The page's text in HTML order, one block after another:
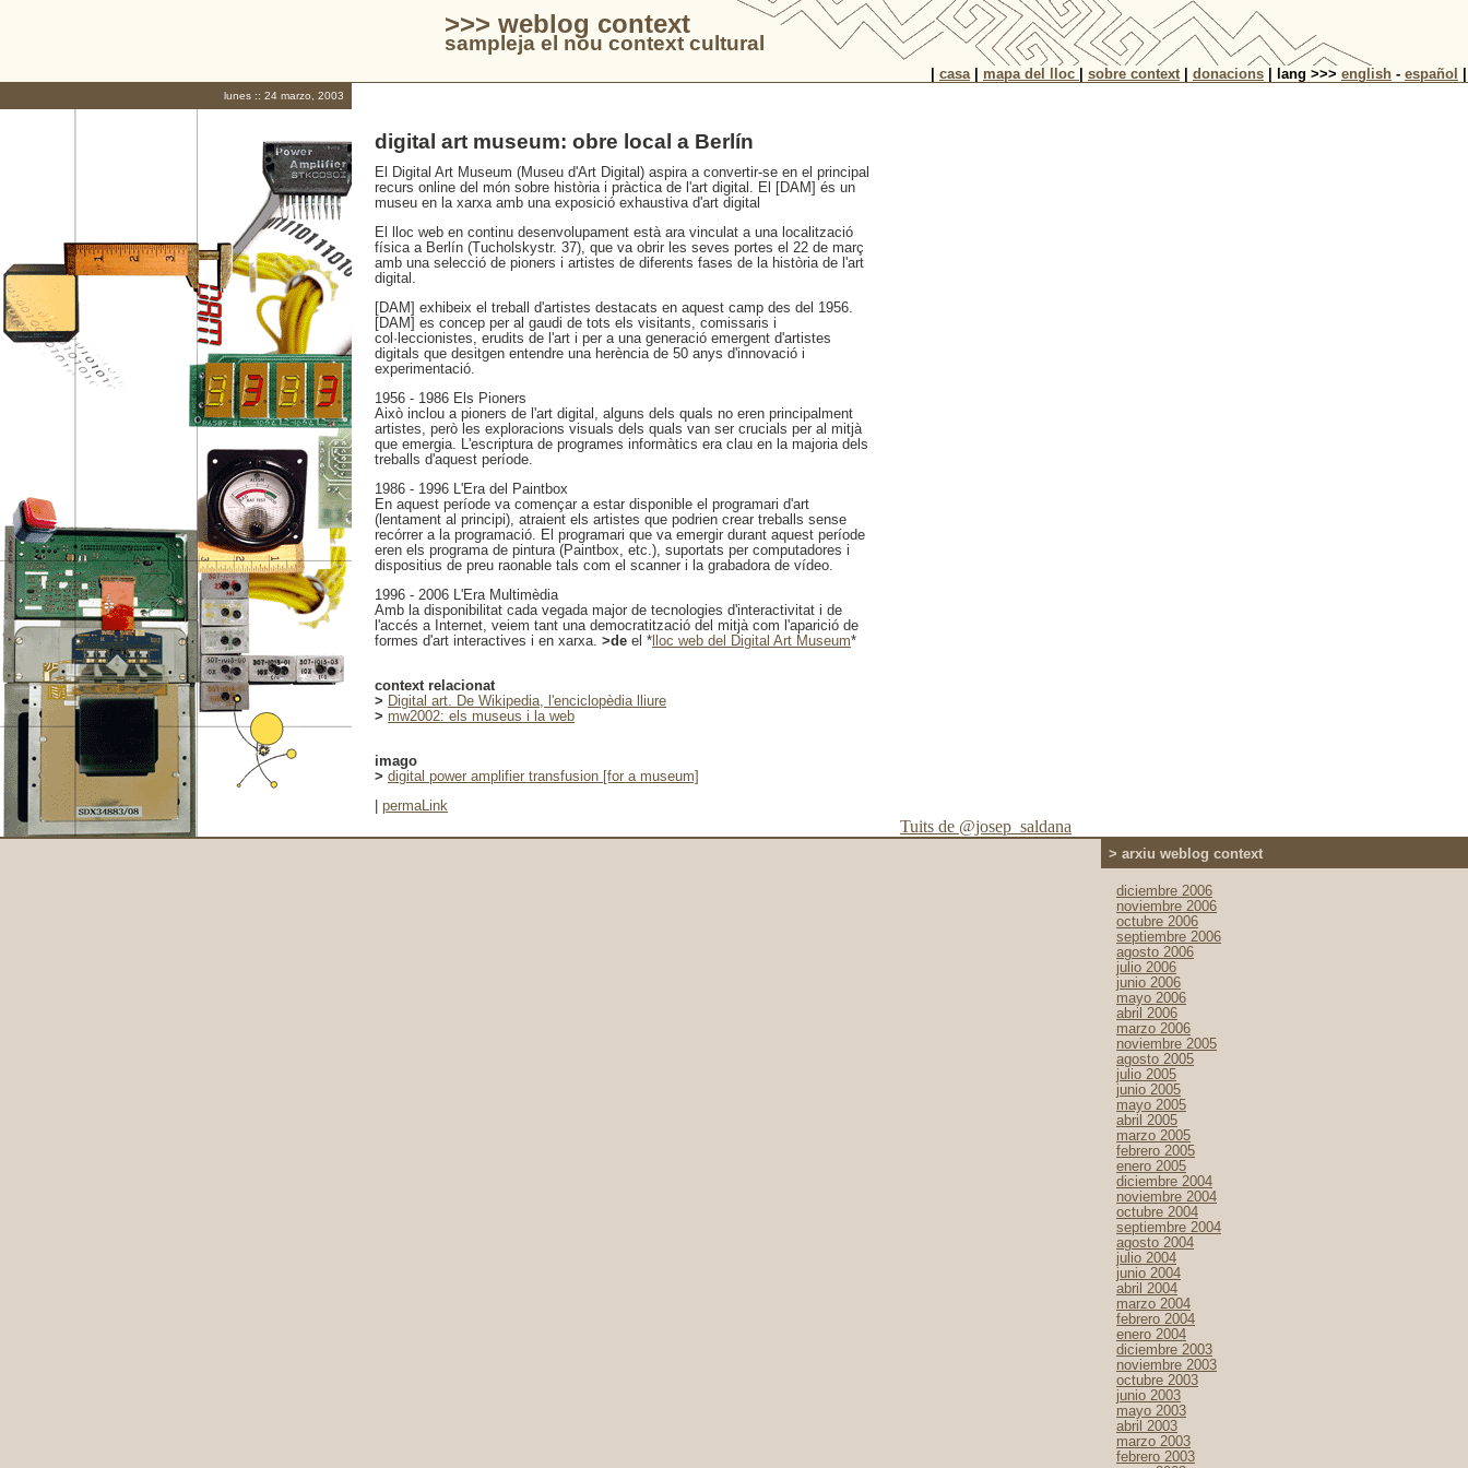
>>> weblog context
sampleja el nou context cultural
casa| mapa del lloc sobre context| donacions | lang >>> english - español
lunes :: 24 marzo, 2003
digital art museum: obre local a Berlín
El Digital Art Museum (Museu d'Art Digital) aspira a convertir-se en el principal
recurs online del món sobre història i pràctica de l'art digital. El [DAM] és un
museu en la xarxa amb una exposició exhaustiva d'art digital
El lloc web en continu desenvolupament està ara vinculat a una localització
física a Berlín (Tucholskystr. 37), que va obrir les seves portes el 22 de març
amb una selecció de pioners i artistes de diferents fases de la història de l'art
digital.
[DAM] exhibeix el treball d'artistes destacats en aquest camp des del 1956.
[DAM] es concep per al gaudi de tots els visitants, comissaris i
col·leccionistes, erudits de l'art i per a una generació emergent d'artistes
digitals que desitgen entendre una herència de 50 anys d'innovació i
experimentació.
1956 - 1986 Els Pioners
Això inclou a pioners de l'art digital, alguns dels quals no eren principalment
artistes, però les exploracions visuals dels quals van ser crucials per al mitjà
que emergia. L'escriptura de programes informàtics era clau en la majoria dels
treballs d'aquest període.
1986 - 1996 L'Era del Paintbox
En aquest període va començar a estar disponible el programari d'art
(lentament al principi), atraient els artistes que podrien crear treballs sense
recórrer a la programació. El programari que va emergir durant aquest període
eren els programa de pintura (Paintbox, etc.), suportats per computadores i
dispositius de preu raonable tals com el scanner i la grabadora de vídeo.
1996 - 2006 L'Era Multimèdia
Amb la disponibilitat cada vegada major de tecnologies d'interactivitat i de
l'accés a Internet, veiem tant una democratització del mitjà com l'aparició de
formes d'art interactives i en xarxa. >de el * lloc web del Digital Art Museum*
context relacionat
> Digital art. De Wikipedia, l'enciclopèdia lliure
> mw2002: els museus i la web
imago
> digital power amplifier transfusion [for a museum]
permaLink
Tuits de @josep_saldana
> arxiu weblog context
diciembre 2006
noviembre 2006
octubre 2006
septiembre 2006
agosto 2006
julio 2006
junio 2006
mayo 2006
abril 2006
marzo 2006
noviembre 2005
agosto 2005
julio 2005
junio 2005
mayo 2005
abril 2005
marzo 2005
febrero 2005
enero 2005
diciembre 2004
noviembre 2004
octubre 2004
septiembre 2004
agosto 2004
julio 2004
junio 2004
abril 2004
marzo 2004
febrero 2004
enero 2004
diciembre 2003
noviembre 2003
octubre 2003
junio 2003
mayo 2003
abril 2003
marzo 2003
febrero 2003